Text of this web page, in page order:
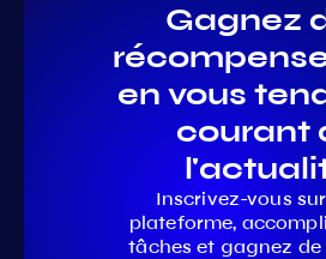
Gagnez
en vous
courant
Inscrivez-vous
plateforme,
tâches et gagnez